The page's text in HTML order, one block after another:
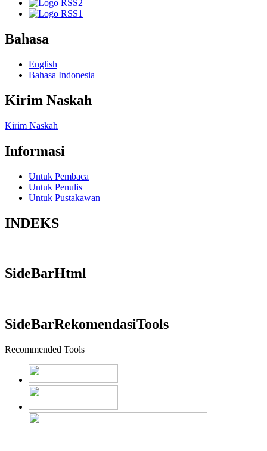
Bahasa
English
Bahasa Indonesia
Kirim Naskah
Kirim Naskah
Informasi
Untuk Pembaca
Untuk Penulis
Untuk Pustakawan
INDEKS
SideBarHtml
SideBarRekomendasiTools
Recommended Tools